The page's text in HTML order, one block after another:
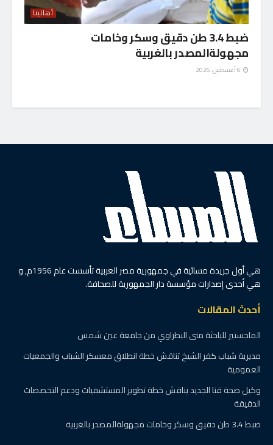
أهالينا
ضبط 3.4 طن دقيق وسكر وخامات
مجهولةالمصدر بالغربية
هي أول جريدة مسائية في جمهورية مصر العربية تأسست عام 1956م, و
هي أحدى إصدارات مؤسسة دار الجمهورية للصحافة.
أحدث المقالات
الماجستير للباحثة منى البطراوي من جامعة عين شمس
مديرية شباب كفر الشيخ تناقش خطة انطلاق معسكر الشباب والجمعيات
العمومية
وكيل صحة قنا الجديد يناقش خطة تطوير المستشفيات ودعم التخصصات
الدقيقة
ضبط 3.4 طن دقيق وسكر وخامات مجهولةالمصدر بالغربية